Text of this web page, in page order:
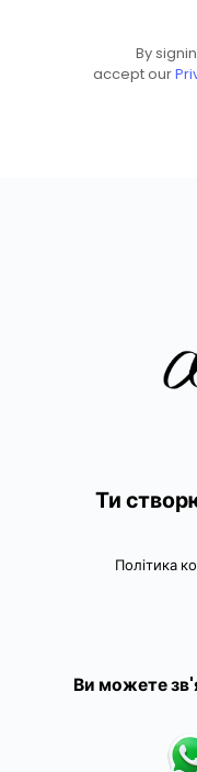
By
accept our
Ти
Політика
Ви можете